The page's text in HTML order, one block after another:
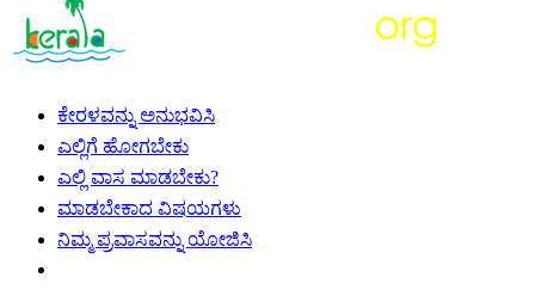
ಕೇರಳವನ್ನು ಅನುಭವಿಸಿ
ಎಲ್ಲಿಗೆ ಹೋಗಬೇಕು
ಎಲ್ಲಿ ವಾಸ ಮಾಡಬೇಕು?
ಮಾಡಬೇಕಾದ ವಿಷಯಗಳು
ನಿಮ್ಮ ಪ್ರವಾಸವನ್ನು ಯೋಜಿಸಿ